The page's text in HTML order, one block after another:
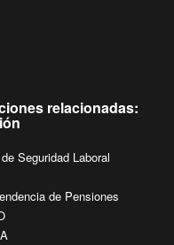
relacionadas:
Seguridad Laboral
de Pensiones